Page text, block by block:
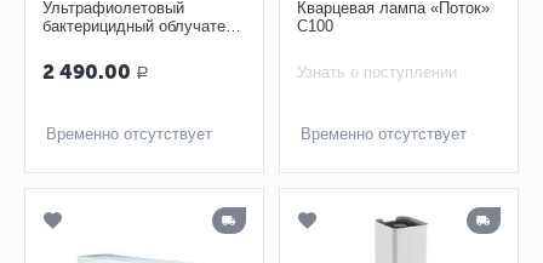
Ультрафиолетовый
бактерицидный облучатель
2 490.00 Р
Временно отсутствует
Кварцевая лампа «Поток»
С100
Узнать о поступлении
Временно отсутствует